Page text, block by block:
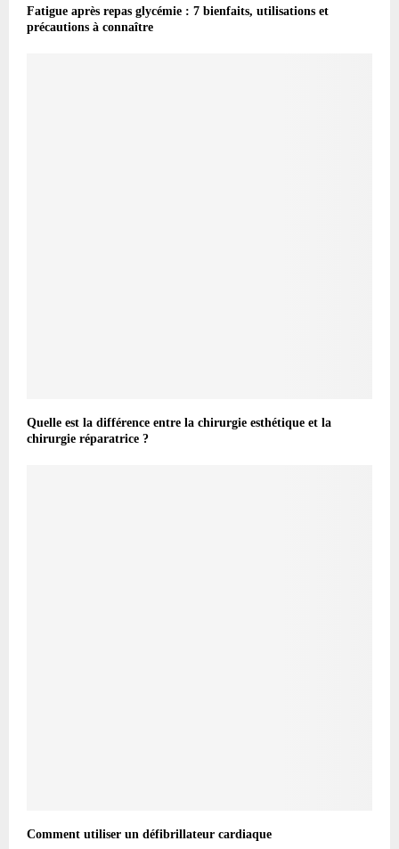
Fatigue après repas glycémie : 7 bienfaits, utilisations et
précautions à connaître
Quelle est la différence entre la chirurgie esthétique et la
chirurgie réparatrice ?
Comment utiliser un défibrillateur cardiaque